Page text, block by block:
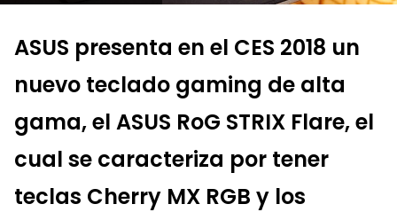
ASUS presenta en el CES 2018 un
nuevo teclado gaming de alta
gama, el ASUS RoG STRIX Flare, el
cual se caracteriza por tener
teclas Cherry MX RGB y los